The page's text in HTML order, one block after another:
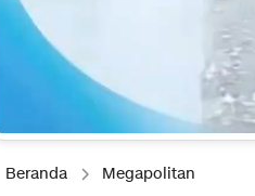
Beranda Megapolitan